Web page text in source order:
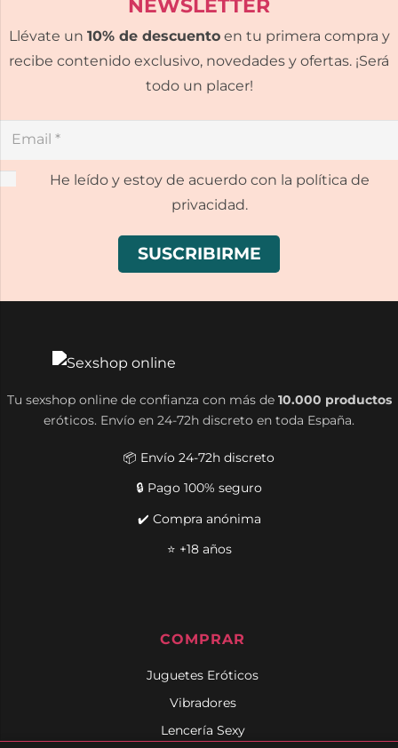
NEWSLETTER
Llévate un 10% de descuentoen tu primera compra y
recibe contenido exclusivo, novedades y ofertas. ¡Será
todo un placer!
He leído y estoy de acuerdo con la política de
privacidad.
Tu sexshop online de confianza con más de 10.000 productos
eróticos. Envío en 24-72h discreto en toda España.
📦 Envío 24-72h discreto
🔒 Pago 100% seguro
✔️ Compra anónima
⭐ +18 años
COMPRAR
Juguetes Eróticos
Vibradores
Lencería Sexy